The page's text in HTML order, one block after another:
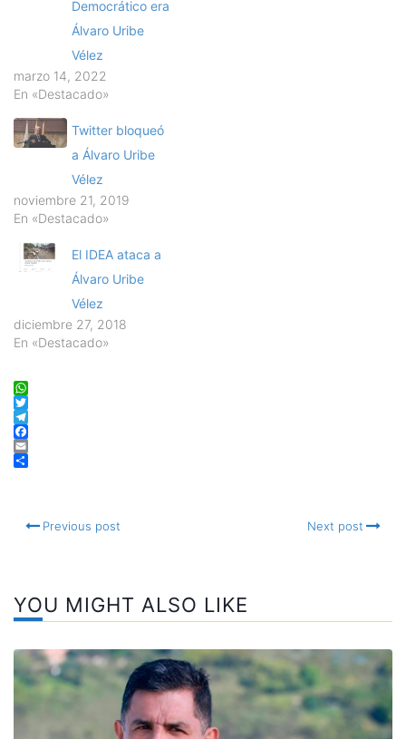
Democrático era
Álvaro Uribe
Vélez
marzo 14, 2022
En «Destacado»
Twitter bloqueó
a Álvaro Uribe
Vélez
noviembre 21, 2019
En «Destacado»
El IDEA ataca a
Álvaro Uribe
Vélez
diciembre 27, 2018
En «Destacado»
WhatsApp
Twitter
Telegram
Facebook
Email
Previous post Next post
YOU MIGHT ALSO LIKE